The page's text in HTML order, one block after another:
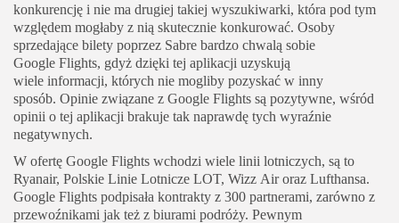
konkurencję i nie ma drugiej takiej wyszukiwarki, która pod tym
względem mogłaby z nią skutecznie konkurować. Osoby
sprzedające bilety poprzez Sabre bardzo chwalą sobie
Google Flights, gdyż dzięki tej aplikacji uzyskują
wiele informacji, których nie mogliby pozyskać w inny
sposób. Opinie związane z Google Flights są pozytywne, wśród
opinii o tej aplikacji brakuje tak naprawdę tych wyraźnie
negatywnych.
W ofertę Google Flights wchodzi wiele linii lotniczych, są to
Ryanair, Polskie Linie Lotnicze LOT, Wizz Air oraz Lufthansa.
Google Flights podpisała kontrakty z 300 partnerami, zarówno z
przewoźnikami jak też z biurami podróży. Pewnym